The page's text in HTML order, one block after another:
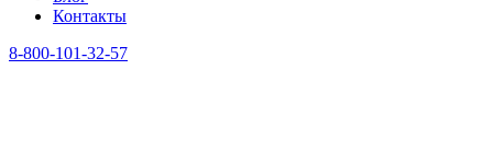
Контакты
8-800-101-32-57